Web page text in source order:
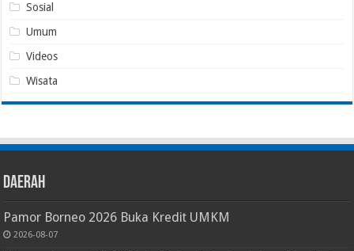
Sosial
Umum
Videos
Wisata
Daerah
Pamor Borneo 2026 Buka Kredit UMKM
2026-08-07